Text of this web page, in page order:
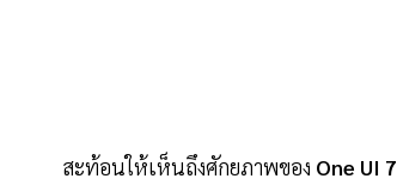
สะท้อนให้เห็นถึงศักยภาพของ One UI 7